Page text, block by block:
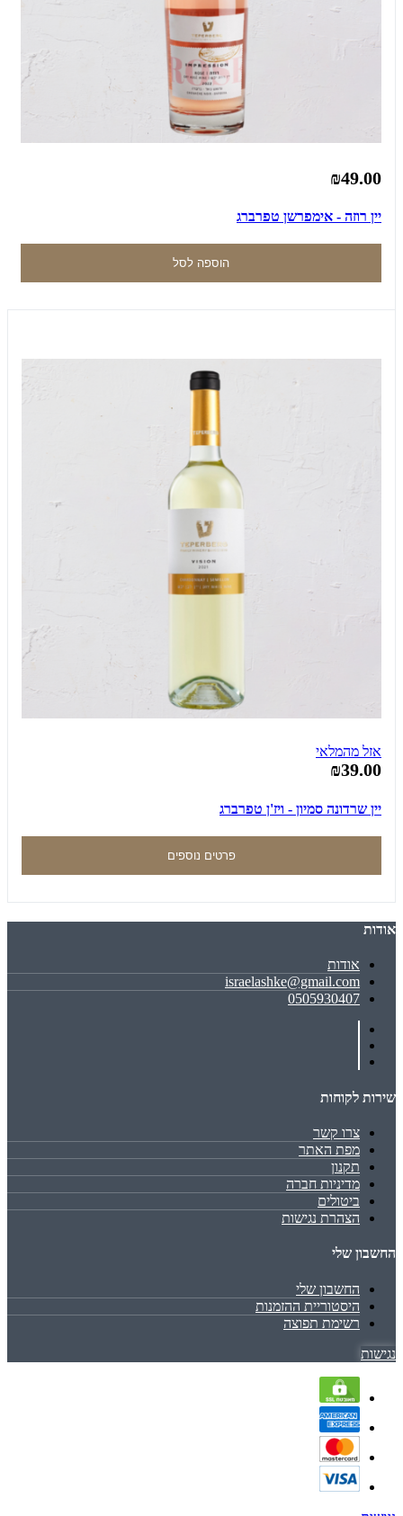
₪49.00
יין רוזה - אימפרשן טפרברג
הוספה לסל
אזל מהמלאי
₪39.00
יין שרדונה סמיון - ויז'ן טפרברג
פרטים נוספים
אודות
אודות
israelashke@gmail.com
0505930407
שירות לקוחות
צרו קשר
מפת האתר
תקנון
מדיניות חברה
ביטולים
הצהרת נגישות
החשבון שלי
החשבון שלי
היסטוריית ההזמנות
רשימת תפוצה
נגישות